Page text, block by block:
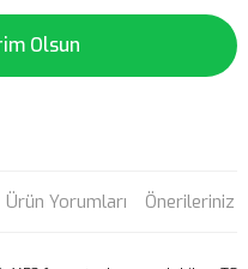
Olsun
Ürün Yorumları Önerileriniz